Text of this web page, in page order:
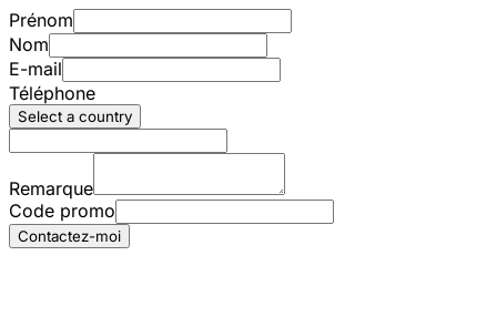
Prénom
Nom
E-mail
Téléphone
Select a country
Remarque
Code promo
Contactez-moi